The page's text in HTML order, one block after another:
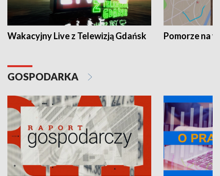
Wakacyjny Live z Telewizją Gdańsk Pomorze na
GOSPODARKA